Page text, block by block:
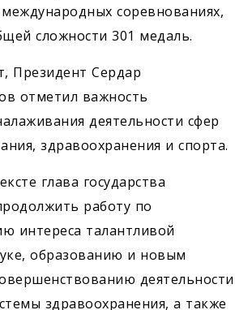
соревнованиях,
сложности 301 медаль.
Президент Сердар
отметил важность
деятельности сфер
здравоохранения и спорта.
глава государства
работу по
интереса талантливой
образованию и новым
деятельности
здравоохранения, а также